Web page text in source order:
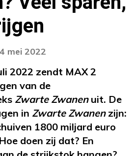
mei 2022
2022 zendt MAX 2
van de
Zwarte Zwanenuit. De
in Zwarte Zwanenzijn:
1800 miljard euro
doen zij dat? En